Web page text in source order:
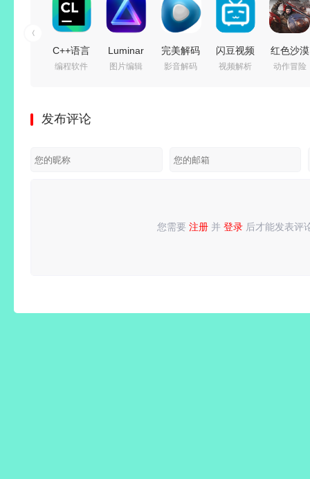
C++语言
集成开发
CLion
直装激活
编程软件
Luminar
Neo (照
图片编辑
完美解码
播放器
电脑播放
影音解码
闪豆视频
下载器
视频解析
红色沙漠
v1.14.00
解压即撸
动作冒险
发布评论
您需要 注册 并 登录 后才能发表评
请登录或 注册后再发表评论！